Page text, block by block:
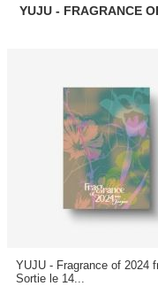
YUJU - FRAGRANCE
YUJU - Fragrance of 2024
Sortie le 14...